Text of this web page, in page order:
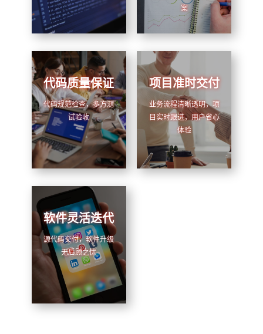
案
代码质量保证
代码规范检查，多方测
试验收
项目准时交付
业务流程清晰透明，项
目实时跟进，用户省心
体验
软件灵活迭代
源代码交付，软件升级
无后顾之忧